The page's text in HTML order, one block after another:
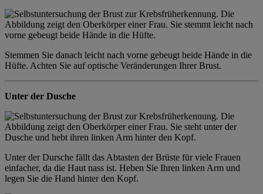
Stemmen Sie danach leicht nach vorne gebeugt beide Hände in die
Hüfte. Achten Sie auf optische Veränderungen Ihrer Brust.
Unter der Dusche
Unter der Dursche fällt das Abtasten der Brüste für viele Frauen
einfacher, da die Haut nass ist. Heben Sie Ihren linken Arm und
legen Sie die Hand hinter den Kopf.